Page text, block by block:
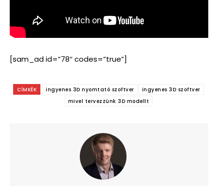
[sam_ad id=”78″ codes=”true”]
CÍMKÉK ingyenes 3D nyomtató szoftver
ingyenes 3D szoftver
mivel tervezzünk 3D modellt